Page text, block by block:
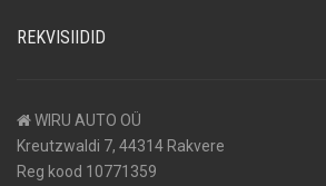
REKVISIIDID
WIRU AUTO OÜ
Kreutzwaldi 7, 44314 Rakvere
Reg kood 10771359